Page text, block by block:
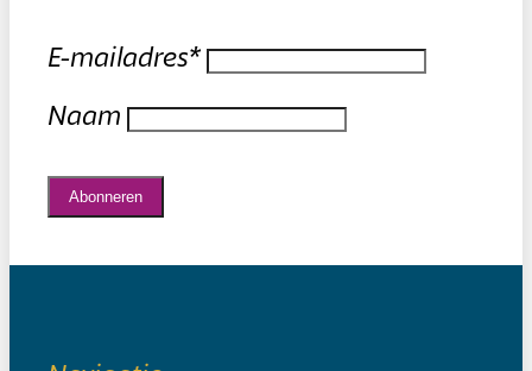
E-mailadres*
Naam
Abonneren